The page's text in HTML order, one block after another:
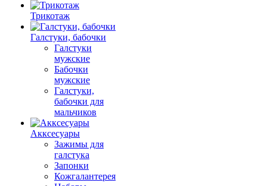
Трикотаж
Галстуки, бабочки
Галстуки
мужские
Бабочки
мужские
Галстуки,
бабочки для
мальчиков
Акксесуары
Зажимы для
галстука
Запонки
Кожгалантерея